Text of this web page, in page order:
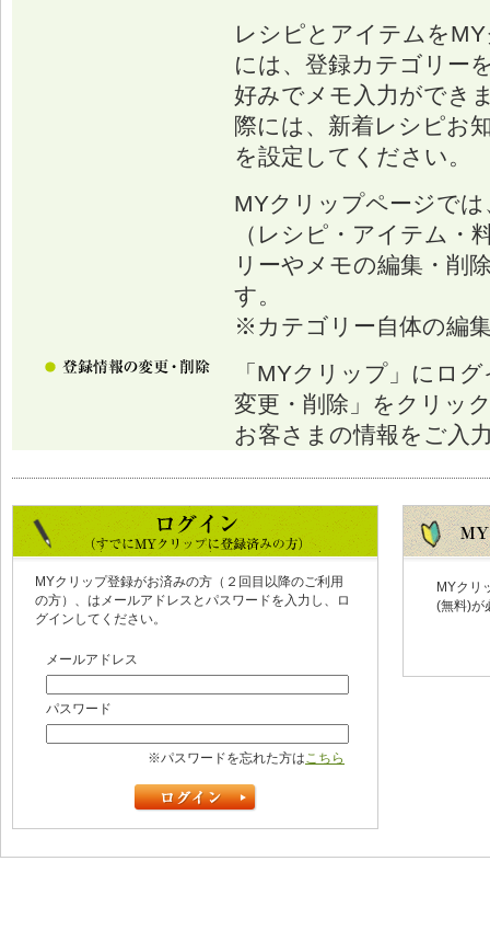
レシピとアイテムを
には、登録カテゴリー
好みでメモ入力ができ
際には、新着レシピお
を設定してください。
MYクリップページで
（レシピ・アイテム・
リーやメモの編集・削
す。
※カテゴリー自体の編
「MYクリップ」にロ
変更・削除」をクリッ
お客さまの情報をご入
MYクリップ登録がお済みの方（２回目以降のご利用
の方）、はメールアドレスとパスワードを入力し、ロ
グインしてください。
メールアドレス
パスワード
※パスワードを忘れた方はこちら
MYクリ
(無料)が